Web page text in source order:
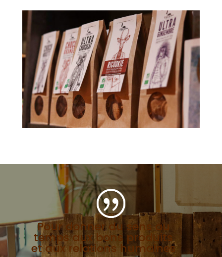
Pour donner du sens au
temps aux bons produits
et aux relations humaines